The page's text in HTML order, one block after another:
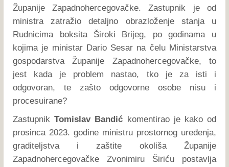
Županije Zapadnohercegovačke. Zastupnik je od
ministra zatražio detaljno obrazloženje stanja u
Rudnicima boksita Široki Brijeg, po godinama u
kojima je ministar Dario Sesar na čelu Ministarstva
gospodarstva Županije Zapadnohercegovačke, to
jest kada je problem nastao, tko je za isti i
odgovoran, te zašto odgovorne osobe nisu i
procesuirane?
ZastupnikTomislav Bandić komentirao je kako od
prosinca 2023. godine ministru prostornog uređenja,
graditeljstva i zaštite okoliša Županije
Zapadnohercegovačke Zvonimiru Širiću postavlja